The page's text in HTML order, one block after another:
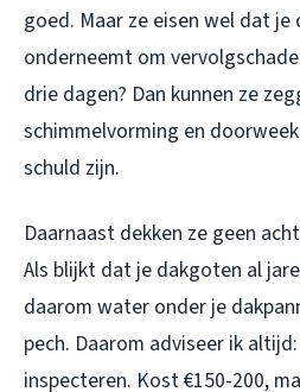
goed. Maar ze eisen wel dat
onderneemt om
drie dagen? Dan kunnen ze
schimmelvorming en
schuld zijn.
Daarnaast dekken ze geen
Als blijkt dat je dakgoten al
daarom water onder je
pech. Daarom adviseer ik
inspecteren. Kost €150-200,